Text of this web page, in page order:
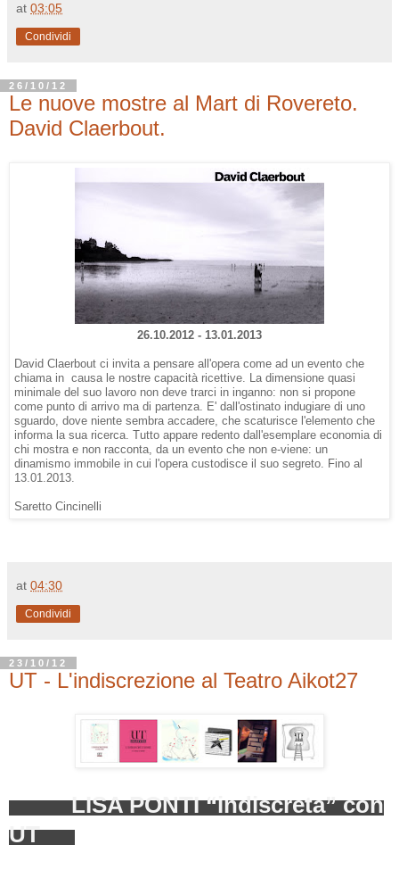
at 03:05
Condividi
26/10/12
Le nuove mostre al Mart di Rovereto.
David Claerbout.
26.10.2012 - 13.01.2013
David Claerbout ci invita a pensare all'opera come ad un evento che
chiama in causa le nostre capacità ricettive. La dimensione quasi
minimale del suo lavoro non deve trarci in inganno: non si propone
come punto di arrivo ma di partenza. E' dall'ostinato indugiare di uno
sguardo, dove niente sembra accadere, che scaturisce l'elemento che
informa la sua ricerca. Tutto appare redento dall'esemplare economia di
chi mostra e non racconta, da un evento che non e-viene: un
dinamismo immobile in cui l'opera custodisce il suo segreto. Fino al
13.01.2013.
Saretto Cincinelli
at 04:30
Condividi
23/10/12
UT - L'indiscrezione al Teatro Aikot27
LISA PONTI “indiscreta” con
UT